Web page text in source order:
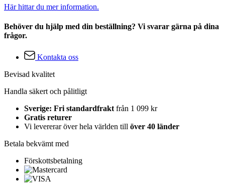
Här hittar du mer information.
Behöver du hjälp med din beställning? Vi svarar gärna på dina
frågor.
Kontakta oss
Bevisad kvalitet
Handla säkert och pålitligt
Sverige: Fri standardfrakt från 1 099 kr
Gratis returer
Vi levererar över hela världen till över 40 länder
Betala bekvämt med
Förskottsbetalning